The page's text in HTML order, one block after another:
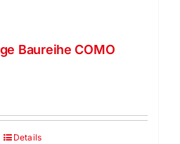
Baureihe COMO
Details